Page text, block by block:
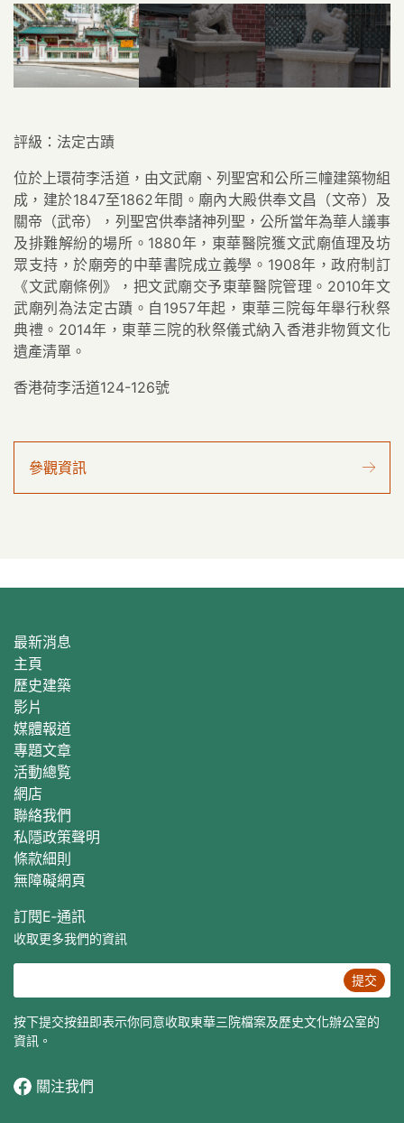
評級：法定古蹟
位於上環荷李活道，由文武廟、列聖宮和公所三幢建築物組
成，建於1847至1862年間。廟內大殿供奉文昌（文帝）及
關帝（武帝），列聖宮供奉諸神列聖，公所當年為華人議事
及排難解紛的場所。1880年，東華醫院獲文武廟值理及坊
眾支持，於廟旁的中華書院成立義學。1908年，政府制訂
《文武廟條例》，把文武廟交予東華醫院管理。2010年文
武廟列為法定古蹟。自1957年起，東華三院每年舉行秋祭
典禮。2014年，東華三院的秋祭儀式納入香港非物質文化
遺產清單。
香港荷李活道124-126號
參觀資訊
最新消息
主頁
歷史建築
影片
媒體報道
專題文章
活動總覧
網店
聯絡我們
私隱政策聲明
條款細則
無障礙網頁
訂閱E‐通訊
收取更多我們的資訊
提交
按下提交按鈕即表示你同意收取東華三院檔案及歷史文化辦公室的
資訊。
關注我們